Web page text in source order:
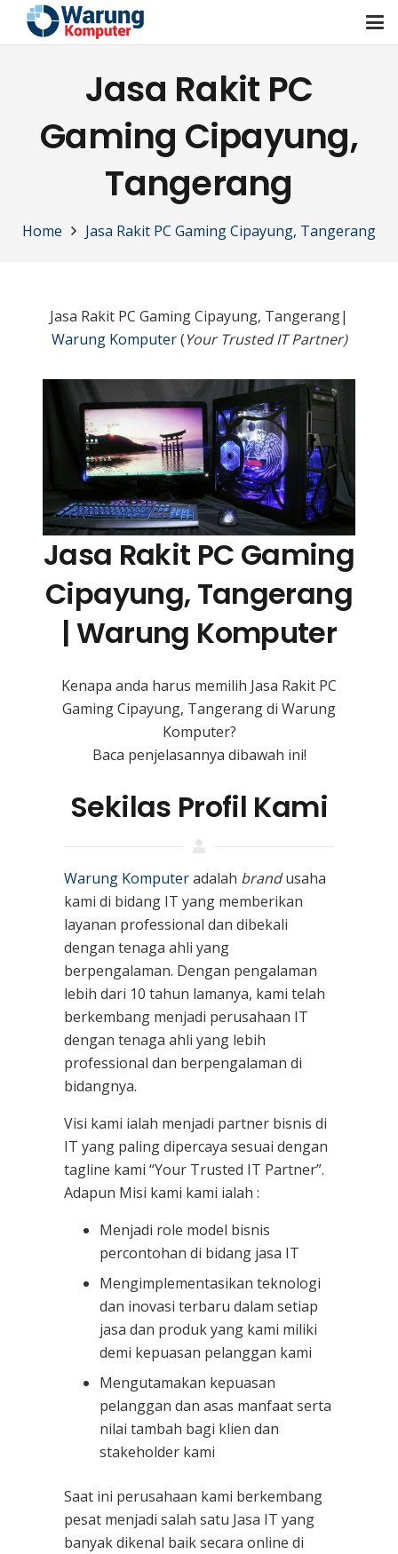
Jasa Rakit PC
Gaming Cipayung,
Tangerang
Home Jasa Rakit PC Gaming Cipayung, Tangerang
Jasa Rakit PC Gaming Cipayung, Tangerang|
Warung Komputer(Your Trusted IT Partner)
Jasa Rakit PC Gaming
Cipayung, Tangerang
| Warung Komputer
Kenapa anda harus memilih Jasa Rakit PC
Gaming Cipayung, Tangerang di Warung
Komputer?
Baca penjelasannya dibawah ini!
Sekilas Profil Kami
Warung Komputeradalah brandusaha
kami di bidang IT yang memberikan
layanan professional dan dibekali
dengan tenaga ahli yang
berpengalaman. Dengan pengalaman
lebih dari 10 tahun lamanya, kami telah
berkembang menjadi perusahaan IT
dengan tenaga ahli yang lebih
professional dan berpengalaman di
bidangnya.
Visi kami ialah menjadi partner bisnis di
IT yang paling dipercaya sesuai dengan
tagline kami “Your Trusted IT Partner”.
Adapun Misi kami kami ialah :
Menjadi role model bisnis
percontohan di bidang jasa IT
Mengimplementasikan teknologi
dan inovasi terbaru dalam setiap
jasa dan produk yang kami miliki
demi kepuasan pelanggan kami
Mengutamakan kepuasan
pelanggan dan asas manfaat serta
nilai tambah bagi klien dan
stakeholder kami
Saat ini perusahaan kami berkembang
pesat menjadi salah satu Jasa IT yang
banyak dikenal baik secara online di